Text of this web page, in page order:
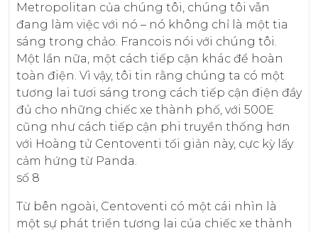
Metropolitan của chúng tôi, chúng tôi vẫn
đang làm việc với nó – nó không chỉ là một tia
sáng trong chảo. Francois nói với chúng tôi.
Một lần nữa, một cách tiếp cận khác để hoàn
toàn điện. Vì vậy, tôi tin rằng chúng ta có một
tương lai tươi sáng trong cách tiếp cận điện đầy
đủ cho những chiếc xe thành phố, với 500E
cũng như cách tiếp cận phi truyền thống hơn
với Hoàng tử Centoventi tối giản này, cực kỳ lấy
cảm hứng từ Panda.
số 8
Từ bên ngoài, Centoventi có một cái nhìn là
một sự phát triển tương lai của chiếc xe thành